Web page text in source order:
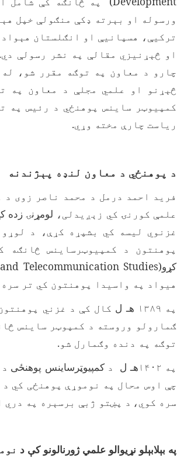
ورسوله او بېرته ډکې منګولې خپل
چارو د معاون په توګه مقرر شو،
څېړنو او علمي مجلې د معاون په
کمپیوټر ساینس پوهنځي د رئیس په
ریاست چارې مخته وړي.
د پوهنځي د معاون لنډه پېژندنه
فرید احمد درمل د محمد ناصر زوی د
علمې کورنۍ کي زېږیدلی، لومړنۍ زده
غزنوي لیسه کي بشپړه کړې، د
پوهنتون د کمپیوټرساینس څانګه
کړو(
Telecommunication Studies
هیواد په واسیدا پوهنتون کي تر
په ۱۳۸۹
هـ ل کال کې د غزني
ګمارولو وروسته د کمپوټر ساینس
توګه په دنده وګمارل شو.
په ۱۴۰۲
هـ ل دکمپیوټرساینس پوهنځی
چې اوس محال په نوموړې پوهنځی کي
سره کوي، د پښتو ژبې برسېره په دري
په بېلابېلو نړیوالو علمي ژورنالونو کې د